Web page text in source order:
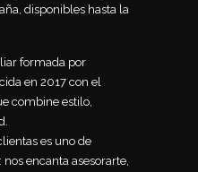
disponibles hasta la
formada por
en 2017 con el
combine estilo,
es uno de
encanta asesorarte,